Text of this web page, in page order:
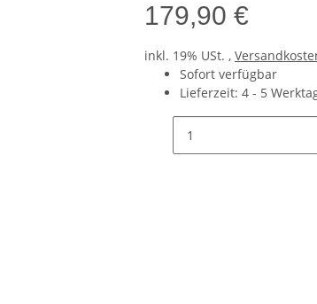
179,90 €
inkl. 19% USt. ,
Sofort verfügbar
Lieferzeit: 4 - 5